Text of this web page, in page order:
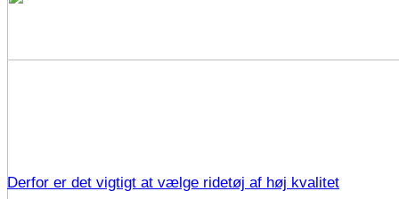
Derfor er det vigtigt at vælge ridetøj af høj kvalitet